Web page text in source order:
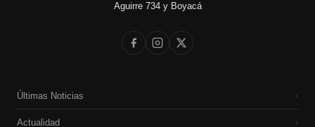
Aguirre 734 y Boyacá
Últimas Noticias ›
Actualidad ›